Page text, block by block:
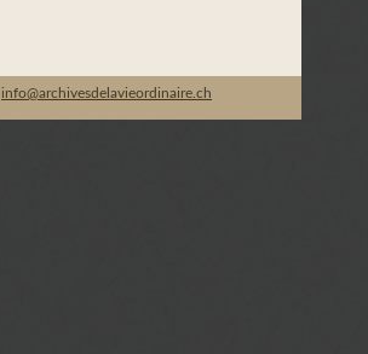
info@archivesdelavieordinaire.ch